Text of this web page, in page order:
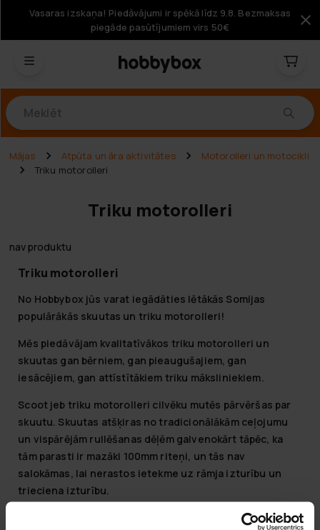
Vasaras izskaņa! Piedāvājumi ir spēkā līdz 9.8. Bezmaksas
piegāde pasūtījumiem virs 50€
Mājas Atpūta un āra aktivitātes
Motorolleri un motocikli
Triku motorolleri
Triku motorolleri
nav produktu
Triku motorolleri
No Hobbybox jūs varat iegādāties lētākās Somijas
populārākās skuutas un triku motorolleri!
Mēs piedāvājam kvalitatīvākos triku motorolleri un
skuutas gan bērniem, gan pieaugušajiem, gan
iesācējiem, gan attīstītākiem triku māksliniekiem.
Scoot jeb triku motorolleri cilvēku mutēs pārvēršas par
skuutu. Skuutas atšķiras no tradicionālākām ceļojumu
un vispārējām rullēšanas dēļēm galvenokārt tāpēc, ka
tām parasti ir mazāki 100mm riteņi, un tās nav
salokāmas, lai nerastos ietekme uz rāmja izturību un
trieciena izturību.
Šis fiziski pārsteidzoši prasīgais hobijs ir vienmērīgi